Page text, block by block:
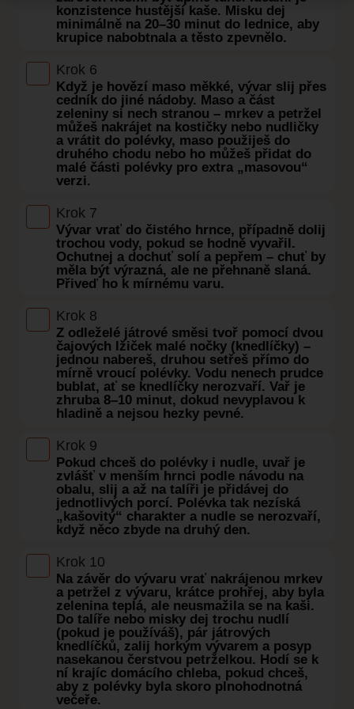
konzistence hustější kaše. Misku dej
minimálně na 20–30 minut do lednice, aby
krupice nabobtnala a těsto zpevnělo.
Krok 6
Když je hovězí maso měkké, vývar slij přes
cedník do jiné nádoby. Maso a část
zeleniny si nech stranou – mrkev a petržel
můžeš nakrájet na kostičky nebo nudličky
a vrátit do polévky, maso použiješ do
druhého chodu nebo ho můžeš přidat do
malé části polévky pro extra „masovou“
verzi.
Krok 7
Vývar vrať do čistého hrnce, případně dolij
trochou vody, pokud se hodně vyvařil.
Ochutnej a dochuť solí a pepřem – chuť by
měla být výrazná, ale ne přehnaně slaná.
Přiveď ho k mírnému varu.
Krok 8
Z odleželé játrové směsi tvoř pomocí dvou
čajových lžiček malé nočky (knedlíčky) –
jednou nabereš, druhou setřeš přímo do
mírně vroucí polévky. Vodu nenech prudce
bublat, ať se knedlíčky nerozvaří. Vař je
zhruba 8–10 minut, dokud nevyplavou k
hladině a nejsou hezky pevné.
Krok 9
Pokud chceš do polévky i nudle, uvař je
zvlášť v menším hrnci podle návodu na
obalu, slij a až na talíři je přidávej do
jednotlivých porcí. Polévka tak nezíská
„kašovitý“ charakter a nudle se nerozvaří,
když něco zbyde na druhý den.
Krok 10
Na závěr do vývaru vrať nakrájenou mrkev
a petržel z vývaru, krátce prohřej, aby byla
zelenina teplá, ale neusmažila se na kaši.
Do talíře nebo misky dej trochu nudlí
(pokud je používáš), pár játrových
knedlíčků, zalij horkým vývarem a posyp
nasekanou čerstvou petrželkou. Hodí se k
ní krajíc domácího chleba, pokud chceš,
aby z polévky byla skoro plnohodnotná
večeře.